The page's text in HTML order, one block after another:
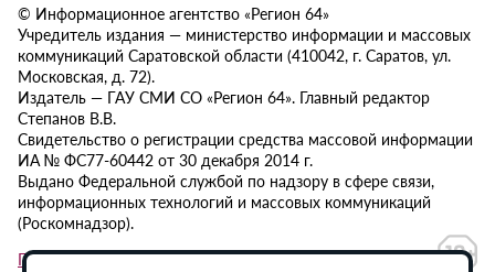
© Информационное агентство «Регион 64»
Учредитель издания — министерство информации и массовых
коммуникаций Саратовской области (410042, г. Саратов, ул.
Московская, д. 72).
Издатель — ГАУ СМИ СО «Регион 64». Главный редактор
Степанов В.В.
Свидетельство о регистрации средства массовой информации
ИА № ФС77-60442 от 30 декабря 2014 г.
Выдано Федеральной службой по надзору в сфере связи,
информационных технологий и массовых коммуникаций
(Роскомнадзор).
Политика в отношении обработки персональных данных